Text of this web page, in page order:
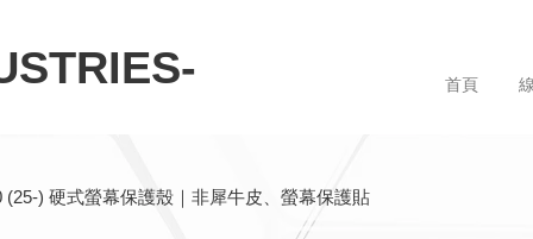
首頁
) 硬式螢幕保護殼｜非犀牛皮、螢幕保護貼